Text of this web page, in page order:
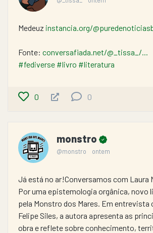
Medeuz instancia.org/
Fonte: conversafiada.net/@_tissa_/...
#fediverse #livro #literatura
0 0
monstro
@monstro ontem
Já está no ar!Conversamos com Laura
Por uma epistemologia orgânica, novo
pela Monstro dos Mares. Em entrevista
Felipe Siles, a autora apresenta as
obra e reflete sobre conhecimento,